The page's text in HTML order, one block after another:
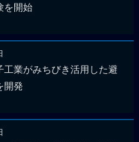
を開始
工業がみちびき活用した避
開発